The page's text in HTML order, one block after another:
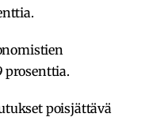
prosenttia.
poisjättävä